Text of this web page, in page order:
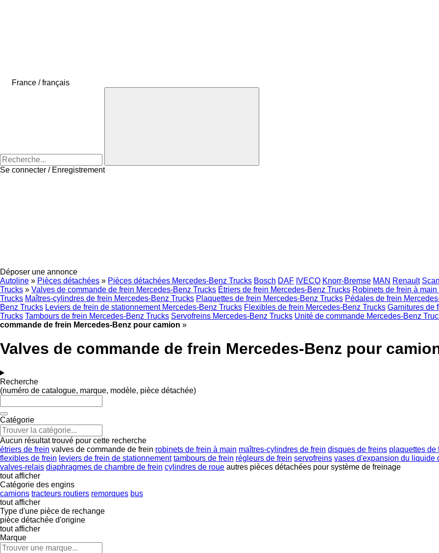
France / français
Se connecter / Enregistrement
Déposer une annonce
Autoline » Pièces détachées » Pièces détachées Mercedes-Benz Trucks Bosch DAF IVECO Knorr-Bremse MAN Renault
Trucks » Valves de commande de frein Mercedes-Benz Trucks Étriers de frein Mercedes-Benz Trucks Robinets de frein à
Trucks Maîtres-cylindres de frein Mercedes-Benz Trucks Plaquettes de frein Mercedes-Benz Trucks Pédales de frein
Benz Trucks Leviers de frein de stationnement Mercedes-Benz Trucks Flexibles de frein Mercedes-Benz Trucks Garnitures de
Trucks Tambours de frein Mercedes-Benz Trucks Servofreins Mercedes-Benz Trucks Unité de commande Mercedes-Benz
commande de frein Mercedes-Benz pour camion »
Valves de commande de frein Mercedes-Benz pour
Recherche
(numéro de catalogue, marque, modèle, pièce détachée)
Catégorie
Aucun résultat trouvé pour cette recherche
étriers de frein valves de commande de frein robinets de frein à main maîtres-cylindres de frein disques de freins plaquettes de
flexibles de frein leviers de frein de stationnement tambours de frein régleurs de frein servofreins vases d'expansion du liquide
valves-relais diaphragmes de chambre de frein cylindres de roue autres pièces détachées pour système de freinage
tout afficher
Catégorie des engins
camions tracteurs routiers remorques bus
tout afficher
Type d'une pièce de rechange
pièce détachée d'origine
tout afficher
Marque